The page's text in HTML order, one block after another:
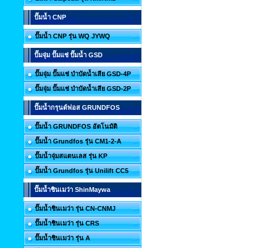
ปั๊มน้ำ CNP
ปั๊มน้ำ CNP รุ่น WQ JYWQ
ปั๊มจุ่ม ปั๊มแช่ ปั๊มน้ำ GSD
ปั๊มจุ่ม ปั๊มแช่ บำบัดน้ำเสีย GSD-4P
ปั๊มจุ่ม ปั๊มแช่ บำบัดน้ำเสีย GSD-2P
ปั๊มน้ำกรุนด์ฟอส GRUNDFOS
ปั๊มน้ำ GRUNDFOS อัตโนมัติ
ปั๊มน้ำ Grundfos รุ่น CM1-2-A
ปั๊มน้ำจุ่มสแตนเลส รุ่น KP
ปั๊มน้ำ Grundfos รุ่น Unilift CC5
ปั๊มน้ำชินเมว่า ShinMaywa
ปั๊มน้ำชินเมว่า รุ่น CN-CNMJ
ปั๊มน้ำชินเมว่า รุ่น CRS
ปั๊มน้ำชินเมว่า รุ่น A